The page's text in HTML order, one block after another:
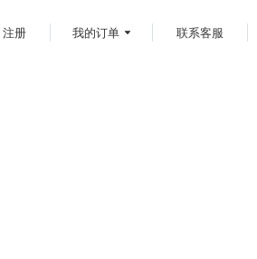
注册 我的订单 联系客服